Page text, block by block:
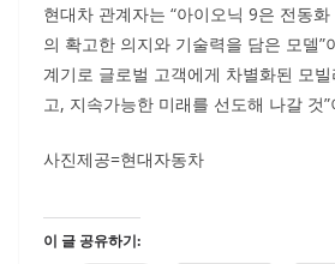
현대차 관계자는 “아이오닉 9은 전동
의 확고한 의지와 기술력을 담은 모델”
계기로 글로벌 고객에게 차별화된 모
고, 지속가능한 미래를 선도해 나갈 것
사진제공=현대자동차
이 글 공유하기: